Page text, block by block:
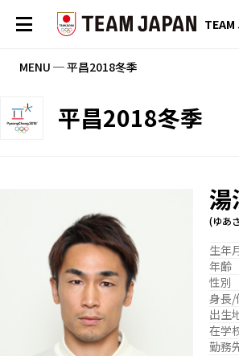
TEAM
MENU ─ 平昌2018冬季
平昌2018冬季
湯
(ゆあ
生年
年齢
性別
身長/
出生
在学
勤務